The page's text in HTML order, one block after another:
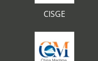
CISGE